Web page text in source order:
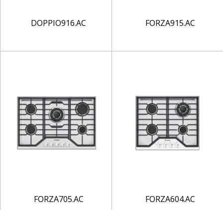
DOPPIO916.AC FORZA915.AC
FORZA705.AC FORZA604.AC